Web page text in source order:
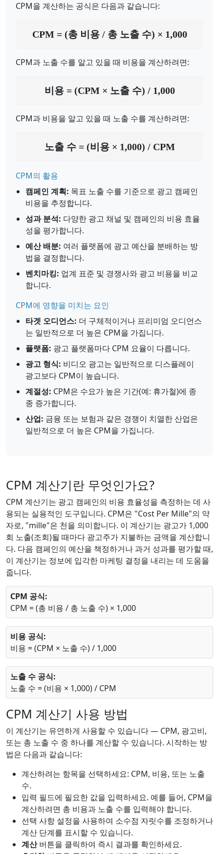
CPM을 계산하는 공식은 다음과 같습니다:
CPM = (총 비용 / 총 노출 수) × 1,000
CPM과 노출 수를 알고 있을 때 비용을 계산하려면:
비용 = (CPM × 노출 수) / 1,000
CPM과 비용을 알고 있을 때 노출 수를 계산하려면:
노출 수 = (비용 × 1,000) / CPM
CPM의 활용
캠페인 계획: 목표 노출 수를 기준으로 광고 캠페인
비용을 추정합니다.
성과 분석: 다양한 광고 채널 및 캠페인의 비용 효율
성을 평가합니다.
예산 배분: 여러 플랫폼에 광고 예산을 분배하는 방
법을 결정합니다.
벤치마킹: 업계 표준 및 경쟁사와 광고 비용을 비교
합니다.
CPM에 영향을 미치는 요인
타겟 오디언스: 더 구체적이거나 프리미엄 오디언스
는 일반적으로 더 높은 CPM을 가집니다.
플랫폼: 광고 플랫폼마다 CPM 요율이 다릅니다.
광고 형식: 비디오 광고는 일반적으로 디스플레이
광고보다 CPM이 높습니다.
계절성: CPM은 수요가 높은 기간(예: 휴가철)에 종
종 증가합니다.
산업: 금융 또는 보험과 같은 경쟁이 치열한 산업은
일반적으로 더 높은 CPM을 가집니다.
CPM 계산기란 무엇인가요?
CPM 계산기는 광고 캠페인의 비용 효율성을 측정하는 데 사
용되는 실용적인 도구입니다. CPM은 "Cost Per Mille"의 약
자로, "mille"은 천을 의미합니다. 이 계산기는 광고가 1,000
회 노출(조회)될 때마다 광고주가 지불하는 금액을 계산합니
다. 다음 캠페인의 예산을 책정하거나 과거 성과를 평가할 때,
이 계산기는 정보에 입각한 마케팅 결정을 내리는 데 도움을
줍니다.
CPM 공식:
CPM = (총 비용 / 총 노출 수) × 1,000
비용 공식:
비용 = (CPM × 노출 수) / 1,000
노출 수 공식:
노출 수 = (비용 × 1,000) / CPM
CPM 계산기 사용 방법
이 계산기는 유연하게 사용할 수 있습니다 — CPM, 광고비,
또는 총 노출 수 중 하나를 계산할 수 있습니다. 시작하는 방
법은 다음과 같습니다:
계산하려는 항목을 선택하세요: CPM, 비용, 또는 노출
수.
입력 필드에 필요한 값을 입력하세요. 예를 들어, CPM을
계산하려면 총 비용과 노출 수를 입력해야 합니다.
선택 사항 설정을 사용하여 소수점 자릿수를 조정하거나
계산 단계를 표시할 수 있습니다.
계산버튼을 클릭하여 즉시 결과를 확인하세요.